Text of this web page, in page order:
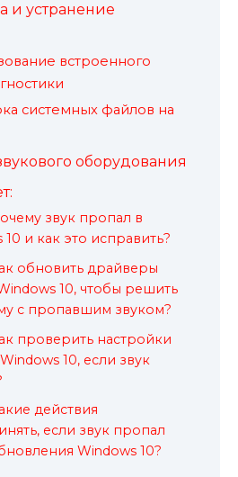
и устранение
встроенного
системных файлов на
оборудования
звук пропал в
10 и как это исправить?
обновить драйверы
10, чтобы решить
с пропавшим звуком?
проверить настройки
10, если звук
действия
если звук пропал
Windows 10?